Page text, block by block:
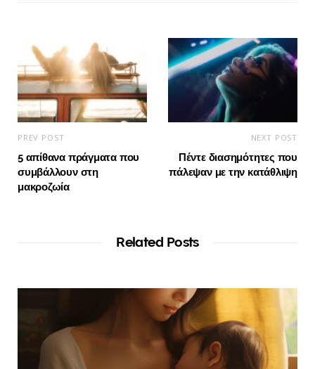
PREV POST
5 απίθανα πράγματα που
συμβάλλουν στη
μακροζωία
NEXT POST
Πέντε διασημότητες που
πάλεψαν με την κατάθλιψη
Related Posts